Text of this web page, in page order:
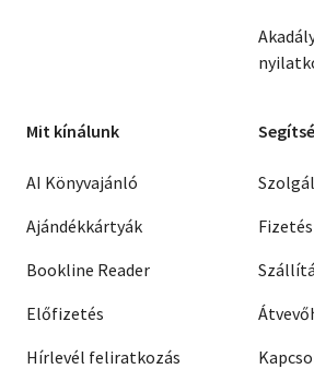
Mit kínálunk
AI Könyvajánló
Ajándékkártyák
Bookline Reader
Előfizetés
Hírlevél feliratkozás
Fizetés